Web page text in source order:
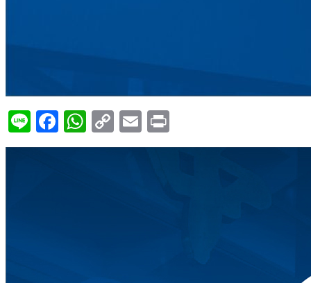
LineFacebook
WhatsApp
Copy
Link
Email